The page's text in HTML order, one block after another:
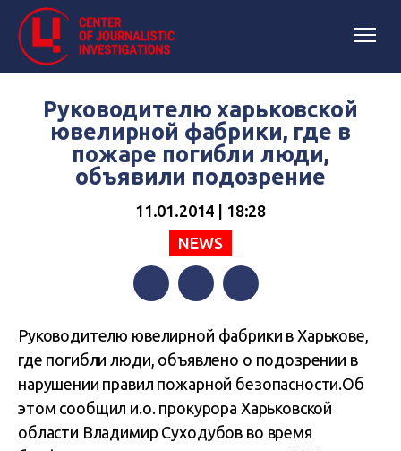
Руководителю харьковской
ювелирной фабрики, где в
пожаре погибли люди,
объявили подозрение
11.01.2014 | 18:28
NEWS
Руководителю ювелирной фабрики в Харькове,
где погибли люди, объявлено о подозрении в
нарушении правил пожарной безопасности.Об
этом сообщил и.о. прокурора Харьковской
области Владимир Суходубов во время